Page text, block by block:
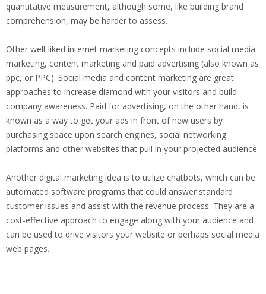
quantitative measurement, although some, like building brand
comprehension, may be harder to assess.
Other well-liked internet marketing concepts include social media
marketing, content marketing and paid advertising (also known as
ppc, or PPC). Social media and content marketing are great
approaches to increase diamond with your visitors and build
company awareness. Paid for advertising, on the other hand, is
known as a way to get your ads in front of new users by
purchasing space upon search engines, social networking
platforms and other websites that pull in your projected audience.
Another digital marketing idea is to utilize chatbots, which can be
automated software programs that could answer standard
customer issues and assist with the revenue process. They are a
cost-effective approach to engage along with your audience and
can be used to drive visitors your website or perhaps social media
web pages.